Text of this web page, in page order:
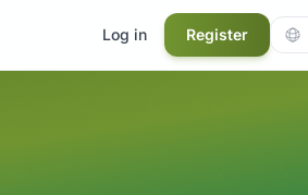
Log in Register